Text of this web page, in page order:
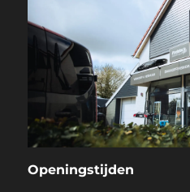
Openingstijden